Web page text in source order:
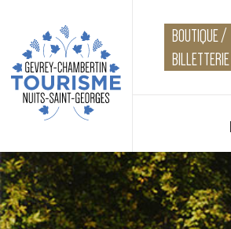
BOUTIQUE /
BILLETTERIE